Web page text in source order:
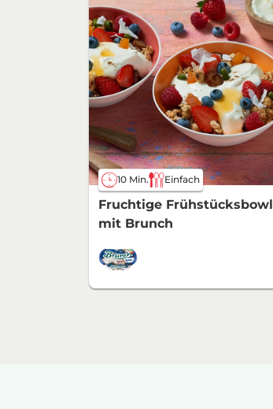
10 Min. Einfach
Fruchtige Frühstücksbowl
mit Brunch